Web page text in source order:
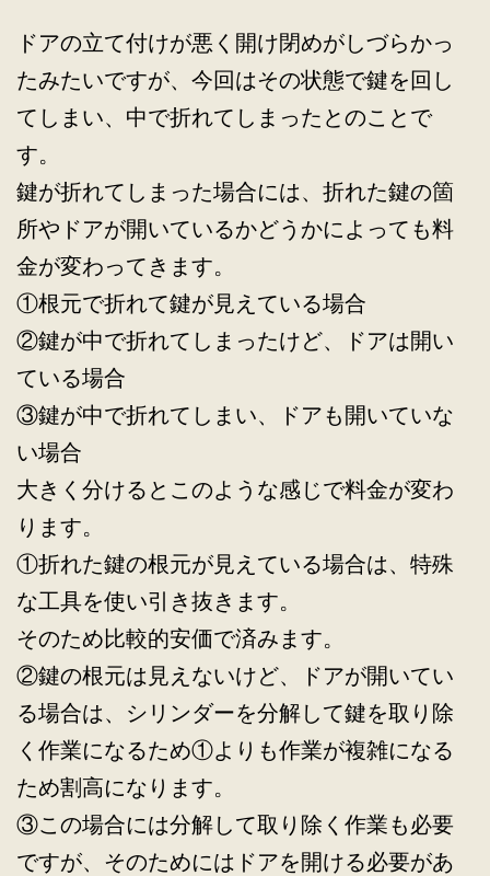
ドアの立て付けが悪く開け閉めがしづらかっ
たみたいですが、今回はその状態で鍵を回し
てしまい、中で折れてしまったとのことで
す。
鍵が折れてしまった場合には、折れた鍵の箇
所やドアが開いているかどうかによっても料
金が変わってきます。
①根元で折れて鍵が見えている場合
②鍵が中で折れてしまったけど、ドアは開い
ている場合
③鍵が中で折れてしまい、ドアも開いていな
い場合
大きく分けるとこのような感じで料金が変わ
ります。
①折れた鍵の根元が見えている場合は、特殊
な工具を使い引き抜きます。
そのため比較的安価で済みます。
②鍵の根元は見えないけど、ドアが開いてい
る場合は、シリンダーを分解して鍵を取り除
く作業になるため①よりも作業が複雑になる
ため割高になります。
③この場合には分解して取り除く作業も必要
ですが、そのためにはドアを開ける必要があ